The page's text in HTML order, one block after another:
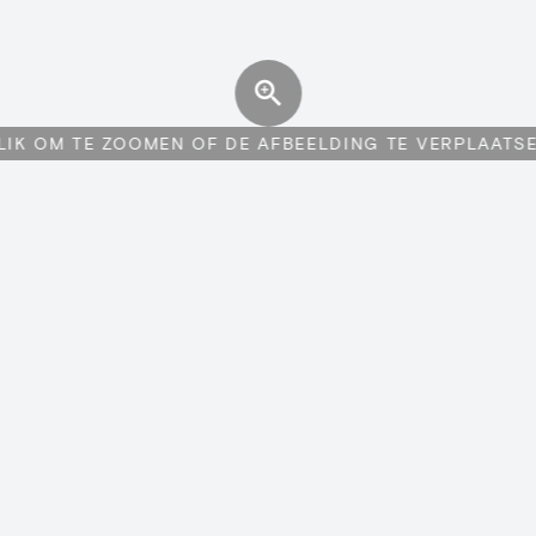
OM TE ZOOMEN OF DE AFBEELDING TE